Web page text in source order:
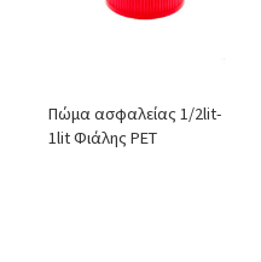
Πώμα ασφαλείας 1/2lit-
1lit Φιάλης PET